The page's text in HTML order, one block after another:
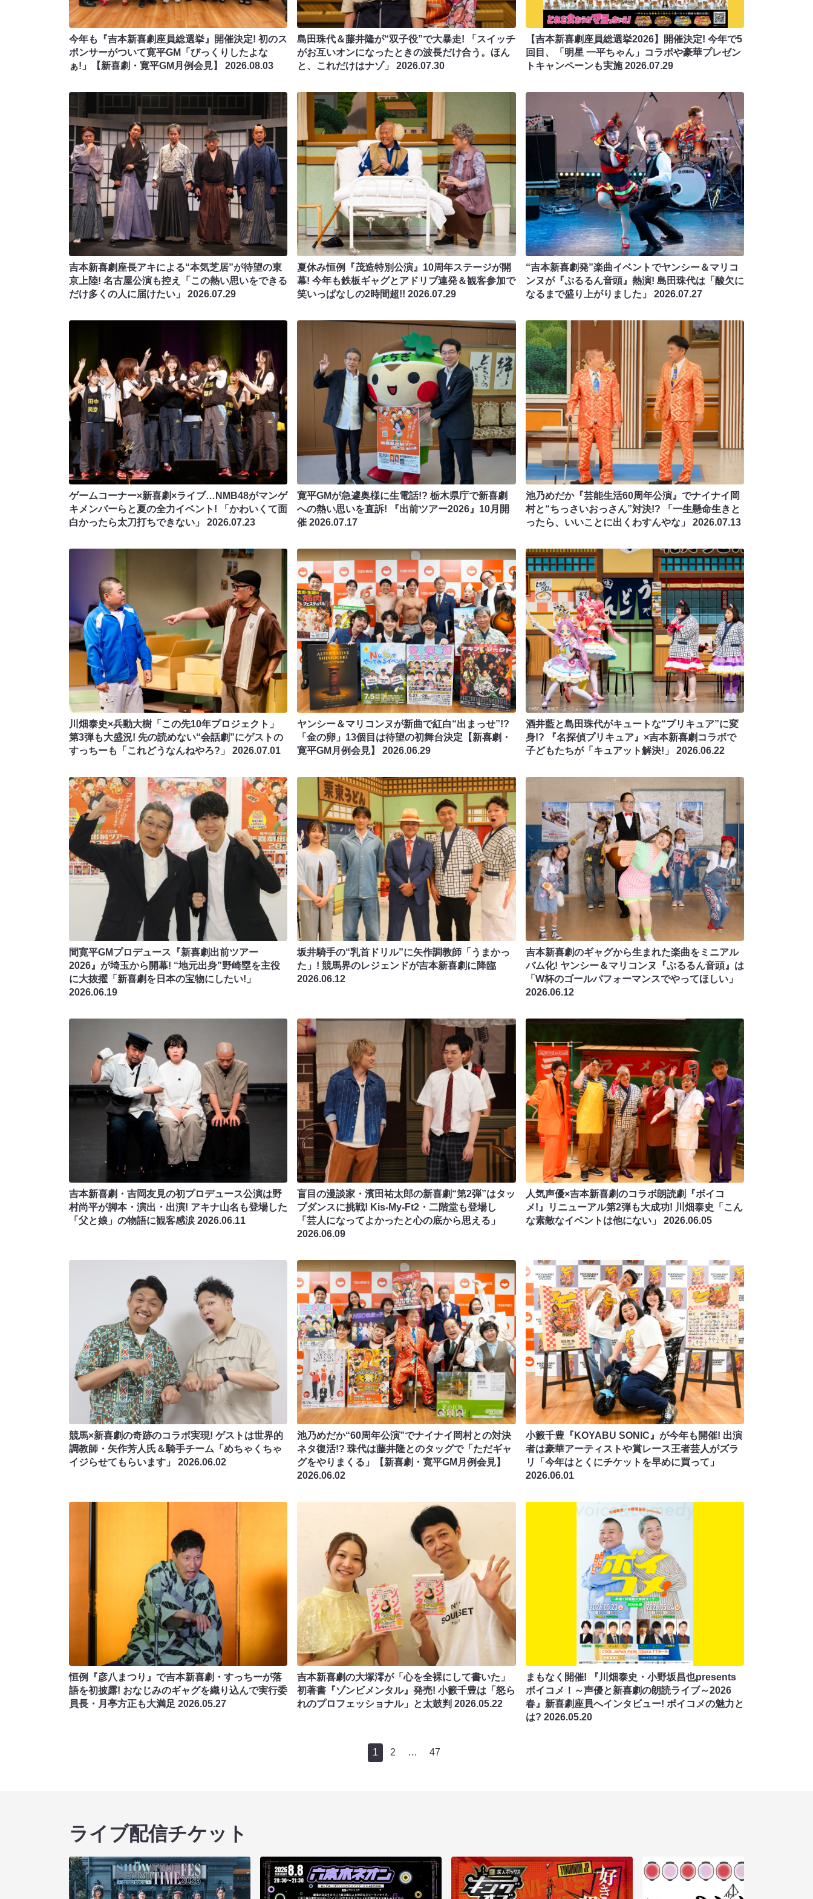
今年も『吉本新喜劇座員総選挙』開催決定! 初のス
ポンサーがついて寛平GM「びっくりしたよな
ぁ!」【新喜劇・寛平GM月例会見】 2026.08.03
島田珠代＆藤井隆が“双子役”で大暴走! 「スイッチ
がお互いオンになったときの波長だけ合う。ほん
と、これだけはナゾ」2026.07.30
【吉本新喜劇座員総選挙2026】開催決定! 今年で5
回目、「明星 一平ちゃん」コラボや豪華プレゼン
トキャンペーンも実施2026.07.29
吉本新喜劇座長アキによる“本気芝居”が待望の東
京上陸! 名古屋公演も控え「この熱い思いをできる
だけ多くの人に届けたい」 2026.07.29
夏休み恒例『茂造特別公演』10周年ステージが開
幕! 今年も鉄板ギャグとアドリブ連発＆観客参加で
笑いっぱなしの2時間超!!2026.07.29
“吉本新喜劇発”楽曲イベントでヤンシー＆マリコ
ンヌが『ぷるるん音頭』熱演! 島田珠代は「酸欠に
なるまで盛り上がりました」 2026.07.27
ゲームコーナー×新喜劇×ライブ…NMB48がマンゲ
キメンバーらと夏の全力イベント! 「かわいくて面
白かったら太刀打ちできない」 2026.07.23
寛平GMが急遽奥様に生電話!? 栃木県庁で新喜劇
への熱い思いを直訴! 『出前ツアー2026』10月開
催2026.07.17
池乃めだか『芸能生活60周年公演』でナイナイ岡
村と“ちっさいおっさん”対決!? 「一生懸命生きと
ったら、いいことに出くわすんやな」 2026.07.13
川畑泰史×兵動大樹「この先10年プロジェクト」
第3弾も大盛況! 先の読めない“会話劇”にゲストの
すっちーも「これどうなんねやろ?」 2026.07.01
ヤンシー＆マリコンヌが新曲で紅白“出まっせ”!?
「金の卵」13個目は待望の初舞台決定【新喜劇・
寛平GM月例会見】2026.06.29
酒井藍と島田珠代がキュートな“プリキュア”に変
身!? 『名探偵プリキュア』×吉本新喜劇コラボで
子どもたちが「キュアット解決!」 2026.06.22
間寛平GMプロデュース『新喜劇出前ツアー
2026』が埼玉から開幕! “地元出身”野崎塁を主役
に大抜擢「新喜劇を日本の宝物にしたい!」
2026.06.19
坂井騎手の“乳首ドリル”に矢作調教師「うまかっ
た」! 競馬界のレジェンドが吉本新喜劇に降臨
2026.06.12
吉本新喜劇のギャグから生まれた楽曲をミニアル
バム化! ヤンシー＆マリコンヌ『ぷるるん音頭』は
「W杯のゴールパフォーマンスでやってほしい」
2026.06.12
吉本新喜劇・吉岡友見の初プロデュース公演は野
村尚平が脚本・演出・出演! アキナ山名も登場した
「父と娘」の物語に観客感涙 2026.06.11
盲目の漫談家・濱田祐太郎の新喜劇“第2弾”はタッ
プダンスに挑戦! Kis-My-Ft2・二階堂も登場し
「芸人になってよかったと心の底から思える」
2026.06.09
人気声優×吉本新喜劇のコラボ朗読劇『ボイコ
メ!』リニューアル第2弾も大成功! 川畑泰史「こん
な素敵なイベントは他にない」 2026.06.05
競馬×新喜劇の奇跡のコラボ実現! ゲストは世界的
調教師・矢作芳人氏＆騎手チーム「めちゃくちゃ
イジらせてもらいます」 2026.06.02
池乃めだか“60周年公演”でナイナイ岡村との対決
ネタ復活!? 珠代は藤井隆とのタッグで「ただギャ
グをやりまくる」【新喜劇・寛平GM月例会見】
2026.06.02
小籔千豊『KOYABU SONIC』が今年も開催! 出演
者は豪華アーティストや賞レース王者芸人がズラ
リ「今年はとくにチケットを早めに買って」
2026.06.01
恒例『彦八まつり』で吉本新喜劇・すっちーが落
語を初披露! おなじみのギャグを織り込んで実行委
員長・月亭方正も大満足 2026.05.27
吉本新喜劇の大塚澪が「心を全裸にして書いた」
初著書『ゾンビメンタル』発売! 小籔千豊は「怒ら
れのプロフェッショナル」と太鼓判2026.05.22
まもなく開催! 『川畑泰史・小野坂昌也presents
ボイコメ！～声優と新喜劇の朗読ライブ～2026
春』新喜劇座員へインタビュー! ボイコメの魅力と
は? 2026.05.20
1 2 … 47
ライブ配信チケット